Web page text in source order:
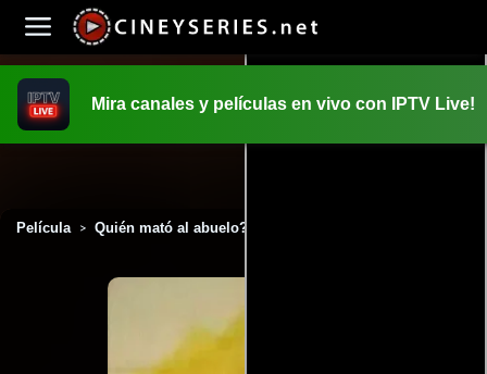
Mira canales y películas en vivo con IPTV Live!
Película > Quién mató al abuelo? (1972)